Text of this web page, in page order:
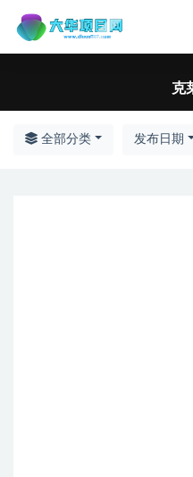
克
全部分类 发布日期